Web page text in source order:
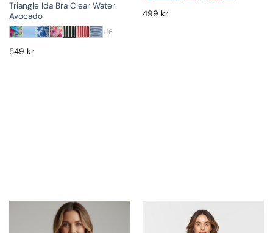
Triangle Ida Bra Clear Water
Avocado
+16
549 kr
499 kr